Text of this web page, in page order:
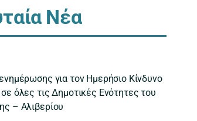
Νέα
για τον Ημερήσιο Κίνδυνο
όλες τις Δημοτικές Ενότητες του
– Αλιβερίου